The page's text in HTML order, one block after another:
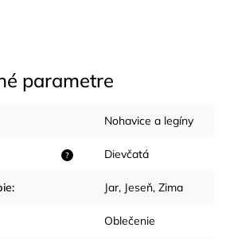
parametre
Nohavice a legíny
? Dievčatá
: Jar, Jeseň, Zima
Oblečenie